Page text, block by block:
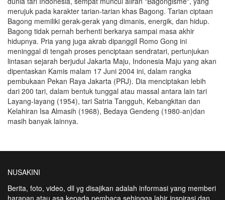
merujuk pada karakter tarian-tarian khas Bagong. Tarian ciptaan
Bagong memiliki gerak-gerak yang dimanis, energik, dan hidup.
Bagong tidak pernah berhenti berkarya sampai masa akhir
hidupnya. Pria yang juga akrab dipanggil Romo Gong ini
meninggal di tengah proses penciptaan sendratari, pertunjukan
lintasan sejarah berjudul Jakarta Maju, Indonesia Maju yang akan
dipentaskan Kamis malam 17 Juni 2004 ini, dalam rangka
pembukaan Pekan Raya Jakarta (PRJ). Dia menciptakan lebih
dari 200 tari, dalam bentuk tunggal atau massal antara lain tari
Layang-layang (1954), tari Satria Tangguh, Kebangkitan dan
Kelahiran Isa Almasih (1968), Bedaya Gendeng (1980-an)dan
masih banyak lainnya.
NUSAKINI
Berita, foto, video, dll yg disajikan adalah informasi yang memberi
harapan atau asa kepada pembaca sehingga lahir inspirasi dan